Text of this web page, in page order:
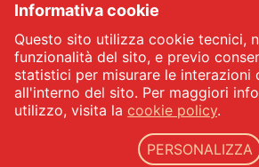
ISCRIVITI
Informativa cookie
Questo sito utilizza cookie tecnici,
funzionalità del sito, e previo
statistici per misurare le interazioni
all'interno del sito. Per maggiori
utilizzo, visita la cookie policy.
PERSONALIZZA